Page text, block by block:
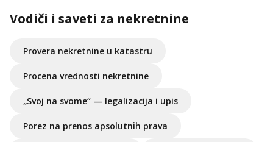
Vodiči i saveti za nekretnine
Provera nekretnine u katastru
Procena vrednosti nekretnine
„Svoj na svome“ — legalizacija i upis
Porez na prenos apsolutnih prava